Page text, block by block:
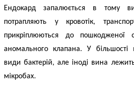
Ендокард запалюється в тому
потрапляють у кровотік,
прикріплюються до пошкодженої
аномального клапана. У більшості
види бактерій, але іноді вина
мікробах.